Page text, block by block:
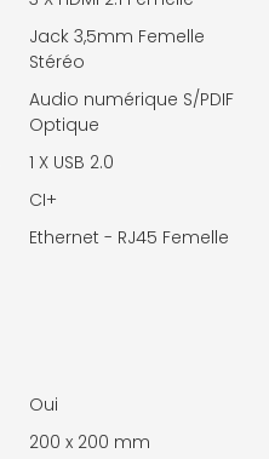
Jack 3,5mm Femelle
Stéréo
Audio numérique S/PDIF
Optique
1 X USB 2.0
CI+
Ethernet - RJ45 Femelle
Oui
200 x 200 mm